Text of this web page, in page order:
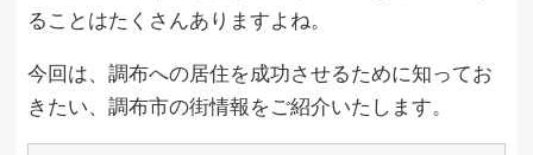
ることはたくさんありますよね。
今回は、調布への居住を成功させるために知ってお
きたい、調布市の街情報をご紹介いたします。